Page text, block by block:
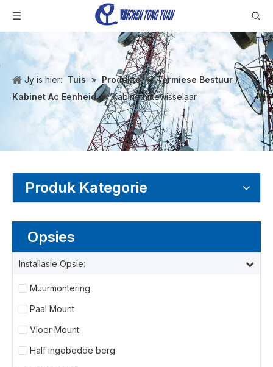
Jy is hier: Tuis » Produkte » Termiese Bestuur /
Kabinet Ac Eenheid » Kabinethittewisselaar
Produk Kategorie
Opsies
Installasie Opsie:
Muurmontering
Paal Mount
Vloer Mount
Half ingebedde berg